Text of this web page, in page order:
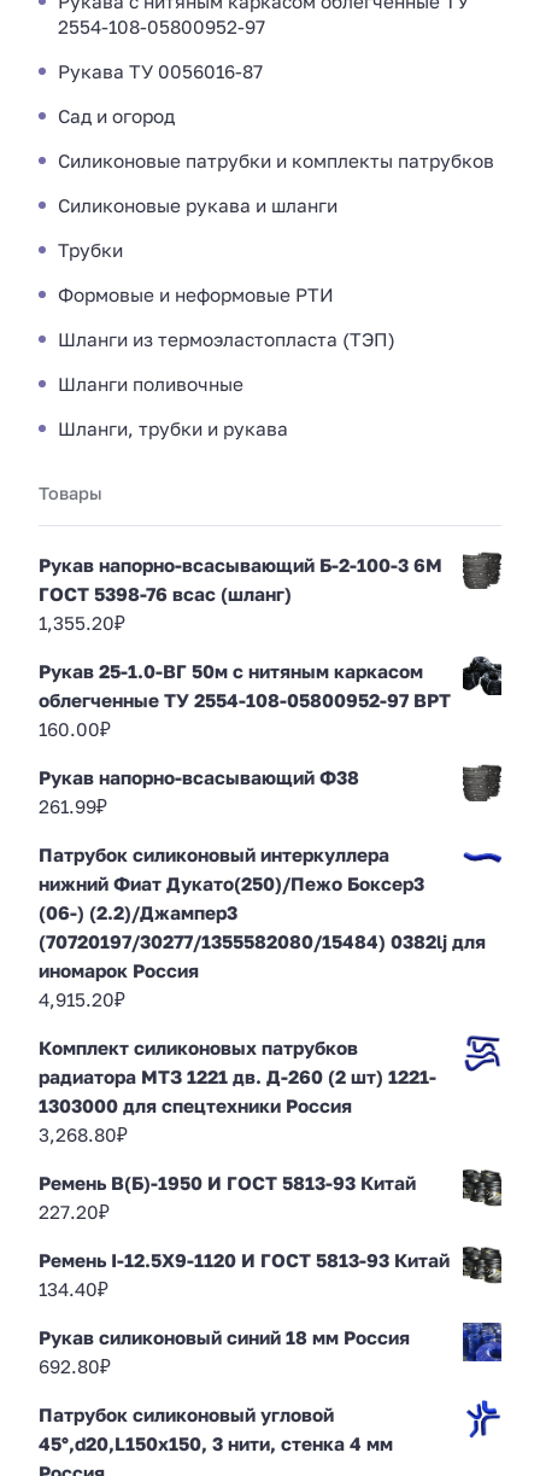
2554-108-05800952-97
Рукава ТУ 0056016-87
Сад и огород
Силиконовые патрубки и комплекты патрубков
Силиконовые рукава и шланги
Трубки
Формовые и неформовые РТИ
Шланги из термоэластопласта (ТЭП)
Шланги поливочные
Шланги, трубки и рукава
Товары
Рукав напорно-всасывающий Б-2-100-3 6М
ГОСТ 5398-76 всас (шланг)
1,355.20₽
Рукав 25-1.0-ВГ 50м с нитяным каркасом
облегченные ТУ 2554-108-05800952-97 ВРТ
160.00₽
Рукав напорно-всасывающий Ф38
261.99₽
Патрубок силиконовый интеркуллера
нижний Фиат Дукато(250)/Пежо Боксер3
(06-) (2.2)/Джампер3
(70720197/30277/1355582080/15484) 0382lj для
иномарок Россия
4,915.20₽
Комплект силиконовых патрубков
радиатора МТЗ 1221 дв. Д-260 (2 шт) 1221-
1303000 для спецтехники Россия
3,268.80₽
Ремень В(Б)-1950 И ГОСТ 5813-93 Китай
227.20₽
Ремень I-12.5Х9-1120 И ГОСТ 5813-93 Китай
134.40₽
Рукав силиконовый синий 18 мм Россия
692.80₽
Патрубок силиконовый угловой
45°,d20,L150x150, 3 нити, стенка 4 мм